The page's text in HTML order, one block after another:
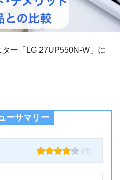
ー「LG 27UP550N-W」に
ーサマリー
(4)